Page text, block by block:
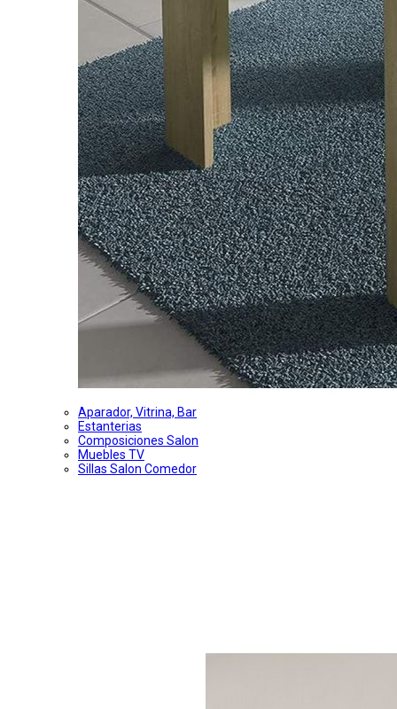
Aparador, Vitrina, Bar
Estanterias
Composiciones Salon
Muebles TV
Sillas Salon Comedor